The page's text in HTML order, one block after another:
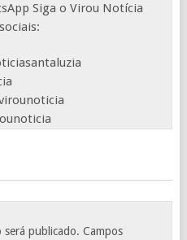
Siga o Virou Notícia
será publicado. Campos